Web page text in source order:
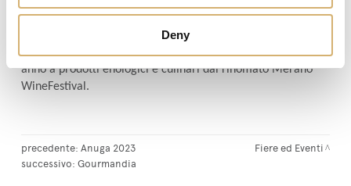
Deny
della Medaglio Oro e della Medaglia Rossa nell'ultima
edizione del prestigioso The WineHunter Award, il
riconoscimento d'eccellenza e alta qualità conferito ogni
anno a prodotti enologici e culinari dal rinomato Merano
WineFestival.
precedente: Anuga 2023
successivo: Gourmandia
Fiere ed Eventi